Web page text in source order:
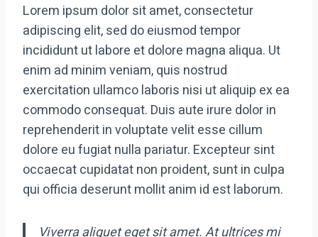
Lorem ipsum dolor sit amet, consectetur
adipiscing elit, sed do eiusmod tempor
incididunt ut labore et dolore magna aliqua. Ut
enim ad minim veniam, quis nostrud
exercitation ullamco laboris nisi ut aliquip ex ea
commodo consequat. Duis aute irure dolor in
reprehenderit in voluptate velit esse cillum
dolore eu fugiat nulla pariatur. Excepteur sint
occaecat cupidatat non proident, sunt in culpa
qui officia deserunt mollit anim id est laborum.
Viverra aliquet eget sit amet. At ultrices mi